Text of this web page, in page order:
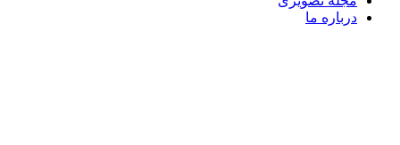
درباره ما